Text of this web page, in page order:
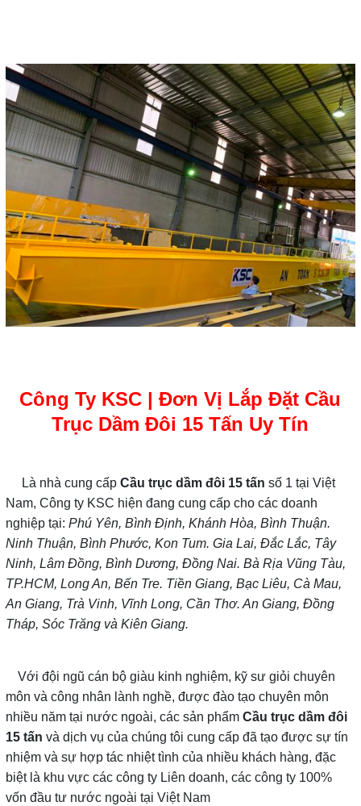
Công Ty KSC | Đơn Vị Lắp Đặt Cầu
Trục Dầm Đôi 15 Tấn Uy Tín
Là nhà cung cấp Cầu trục dầm đôi 15 tấn số 1 tại Việt
Nam, Công ty KSC hiện đang cung cấp cho các doanh
nghiệp tại: Phú Yên, Bình Định, Khánh Hòa, Bình Thuận.
Ninh Thuận, Bình Phước, Kon Tum. Gia Lai, Đắc Lắc, Tây
Ninh, Lâm Đồng, Bình Dương, Đồng Nai. Bà Rịa Vũng Tàu,
TP.HCM, Long An, Bến Tre. Tiền Giang, Bạc Liêu, Cà Mau,
An Giang, Trà Vinh, Vĩnh Long, Cần Thơ. An Giang, Đồng
Tháp, Sóc Trăng và Kiên Giang.
Với đội ngũ cán bộ giàu kinh nghiệm, kỹ sư giỏi chuyên
môn và công nhân lành nghề, được đào tạo chuyên môn
nhiều năm tại nước ngoài, các sản phẩmCầu trục dầm đôi
15 tấn và dịch vụ của chúng tôi cung cấp đã tạo được sự tín
nhiệm và sự hợp tác nhiệt tình của nhiều khách hàng, đặc
biệt là khu vực các công ty Liên doanh, các công ty 100%
vốn đầu tư nước ngoài tại Việt Nam